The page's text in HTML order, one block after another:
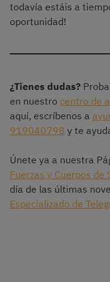
todavía estáis a
oportunidad!
¿Tienes dudas?
en nuestro centro de
aquí, escríbenos a
919040798 y te
Únete ya a nuestra
Fuerzas y Cuerpos de
día de las últimas
Especializado de